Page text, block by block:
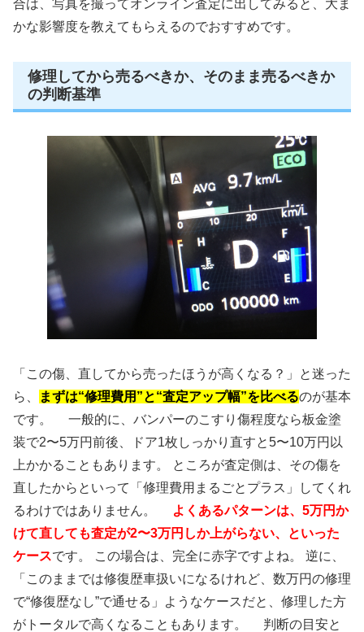
合は、写真を撮ってオンライン査定に出してみると、大ま
かな影響度を教えてもらえるのでおすすめです。
修理してから売るべきか、そのまま売るべきか
の判断基準
「この傷、直してから売ったほうが高くなる？」と迷った
ら、
まずは“修理費用”と“査定アップ幅”を比べるのが基本
です。 一般的に、バンパーのこすり傷程度なら板金塗
装で2〜5万円前後、ドア1枚しっかり直すと5〜10万円以
上かかることもあります。 ところが査定側は、その傷を
直したからといって「修理費用まるごとプラス」してくれ
るわけではありません。
よくあるパターンは、5万円か
けて直しても査定が2〜3万円しか上がらない、といった
ケースです。 この場合は、完全に赤字ですよね。 逆に、
「このままでは修復歴車扱いになるけれど、数万円の修理
で“修復歴なし”で通せる」ようなケースだと、修理した方
がトータルで高くなることもあります。 判断の目安と